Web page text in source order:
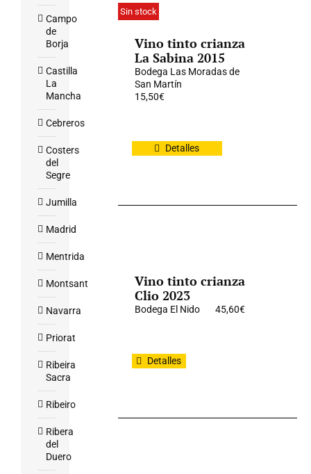
Sin stock
Vino tinto crianza
La Sabina 2015
Bodega Las Moradas de
San Martín
15,50€
Detalles
Vino tinto crianza
Clio 2023
Bodega El Nido 45,60€
Detalles
Campo
de
Borja
Castilla
La
Mancha
Cebreros
Costers
del
Segre
Jumilla
Madrid
Mentrida
Montsant
Navarra
Priorat
Ribeira
Sacra
Ribeiro
Ribera
del
Duero